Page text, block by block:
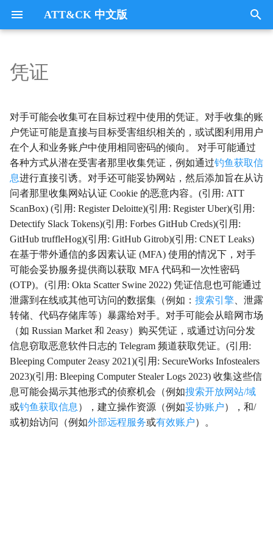
ATT&CK 中文版
入
始
搜
索
Tactics
CommandandControl
CredentialAccess
DefenseEvasion
Discovery
Execution
Exfiltration
Impact
InitialAccess
LateralMovement
Persistence
PrivilegeEscalation
收集
指挥与控制
凭证访问
防御逃避
数据外传
影响
初始访问
横向移动
持久性
权限提升
凭证
对手可能会收集可在目标过程中使用的凭证。对手收集的账
户凭证可能是直接与目标受害组织相关的，或试图利用用户
在个人和业务账户中使用相同密码的倾向。 对手可能通过
各种方式从潜在受害者那里收集凭证，例如通过钓鱼获取信
息进行直接引诱。对手还可能妥协网站，然后添加旨在从访
问者那里收集网站认证 Cookie 的恶意内容。(引用: ATT
ScanBox) (引用: Register Deloitte)(引用: Register Uber)(引用:
Detectify Slack Tokens)(引用: Forbes GitHub Creds)(引用:
GitHub truffleHog)(引用: GitHub Gitrob)(引用: CNET Leaks)
在基于带外通信的多因素认证 (MFA) 使用的情况下，对手
可能会妥协服务提供商以获取 MFA 代码和一次性密码
(OTP)。(引用: Okta Scatter Swine 2022) 凭证信息也可能通过
泄露到在线或其他可访问的数据集（例如： 搜索引擎 、泄露
转储、代码存储库等）暴露给对手。对手可能会从暗网市场
（如 Russian Market 和 2easy）购买凭证，或通过访问分发
信息窃取恶意软件日志的 Telegram 频道获取凭证。(引用:
Bleeping Computer 2easy 2021)(引用: SecureWorks Infostealers
2023)(引用: Bleeping Computer Stealer Logs 2023) 收集这些信
息可能会揭示其他形式的侦察机会（例如搜索开放网站/域
或钓鱼获取信息 ），建立操作资源（例如妥协账户），和/
或初始访问（例如外部远程服务或有效账户）。